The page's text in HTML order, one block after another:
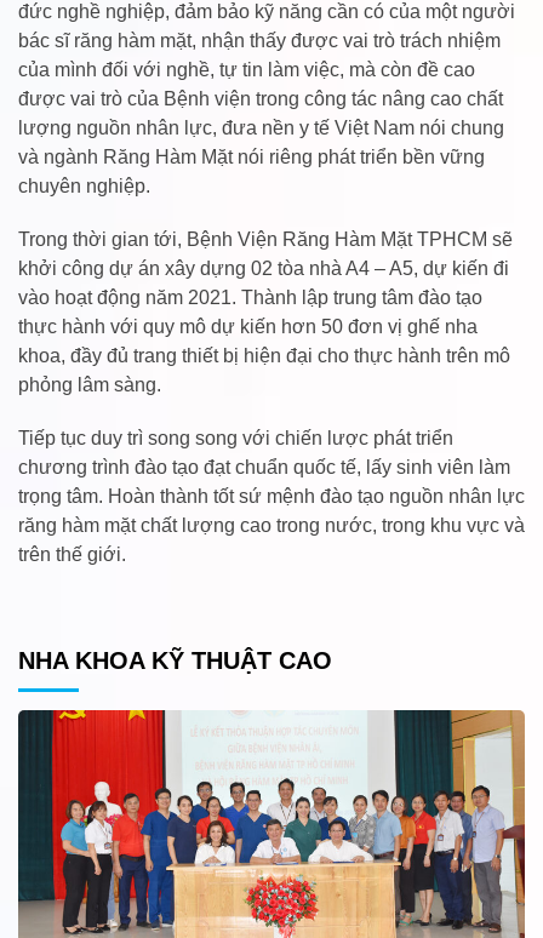
đức nghề nghiệp, đảm bảo kỹ năng cần có của một người
bác sĩ răng hàm mặt, nhận thấy được vai trò trách nhiệm
của mình đối với nghề, tự tin làm việc, mà còn đề cao
được vai trò của Bệnh viện trong công tác nâng cao chất
lượng nguồn nhân lực, đưa nền y tế Việt Nam nói chung
và ngành Răng Hàm Mặt nói riêng phát triển bền vững
chuyên nghiệp.
Trong thời gian tới, Bệnh Viện Răng Hàm Mặt TPHCM sẽ
khởi công dự án xây dựng 02 tòa nhà A4 – A5, dự kiến đi
vào hoạt động năm 2021. Thành lập trung tâm đào tạo
thực hành với quy mô dự kiến hơn 50 đơn vị ghế nha
khoa, đầy đủ trang thiết bị hiện đại cho thực hành trên mô
phỏng lâm sàng.
Tiếp tục duy trì song song với chiến lược phát triển
chương trình đào tạo đạt chuẩn quốc tế, lấy sinh viên làm
trọng tâm. Hoàn thành tốt sứ mệnh đào tạo nguồn nhân lực
răng hàm mặt chất lượng cao trong nước, trong khu vực và
trên thế giới.
NHA KHOA KỸ THUẬT CAO